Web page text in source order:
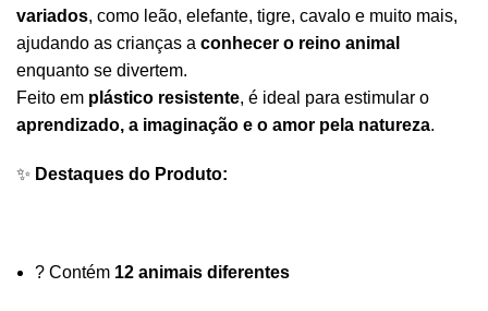
variados, como leão, elefante, tigre, cavalo e muito mais,
ajudando as crianças a conhecer o reino animal
enquanto se divertem.
Feito em plástico resistente, é ideal para estimular o
aprendizado, a imaginação e o amor pela natureza.
✨ Destaques do Produto:
? Contém 12 animais diferentes